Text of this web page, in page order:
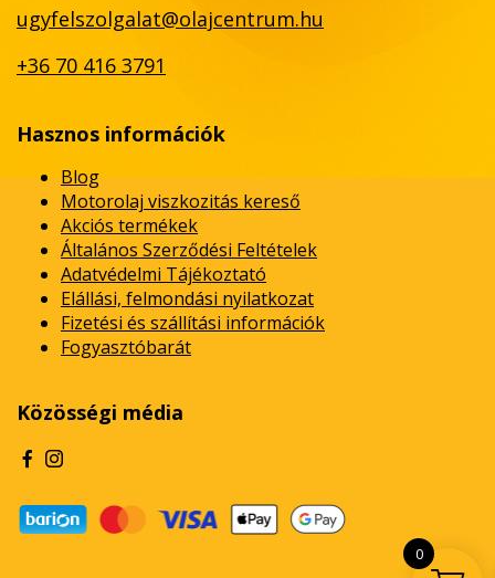
ugyfelszolgalat@olajcentrum.hu
+36 70 416 3791
Hasznos információk
Blog
Motorolaj viszkozitás kereső
Akciós termékek
Általános Szerződési Feltételek
Adatvédelmi Tájékoztató
Elállási, felmondási nyilatkozat
Fizetési és szállítási információk
Fogyasztóbarát
Közösségi média
0